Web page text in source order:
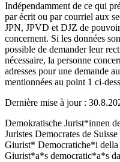
Indépendamment de ce qui
par écrit ou par courriel aux
JPN, JPVD et DJZ de
concernent. Si les données
possible de demander leur
nécessaire, la personne
adresses pour une demande
mentionnées au point 1 ci-
Dernière mise à jour :
Demokratische Jurist*innen
Juristes Democrates de Suisse
Giurist* Democratiche*i della
Giurist*a*s democratic*a*s